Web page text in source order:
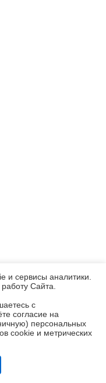
MEG CoreLiquid E15
и сервисы аналитики.
Cайта.
с
согласие на
персональных
cookie и метрических